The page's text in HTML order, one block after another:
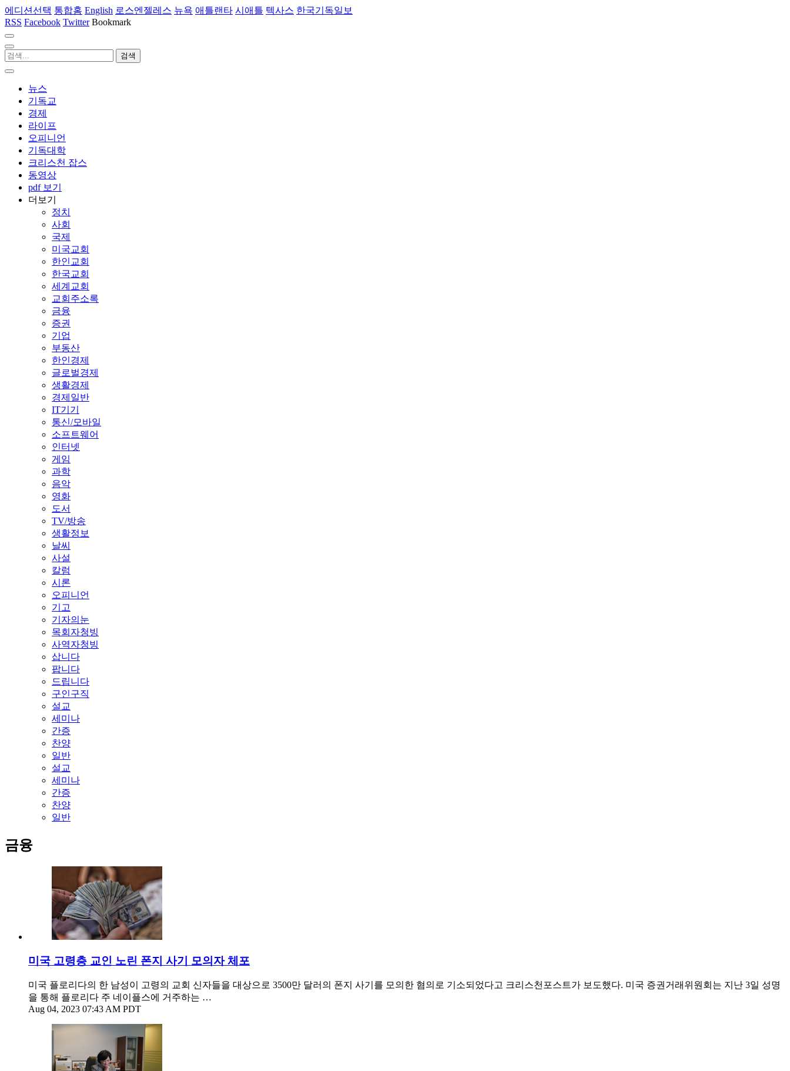
에디션선택 통합홈 English 로스엔젤레스 뉴욕 애틀랜타 시애틀 텍사스 한국기독일보
RSS Facebook Twitter Bookmark
뉴스
기독교
경제
라이프
오피니언
기독대학
크리스천 잡스
동영상
pdf 보기
더보기
정치
사회
국제
미국교회
한인교회
한국교회
세계교회
교회주소록
금융
증권
기업
부동산
한인경제
글로벌경제
생활경제
경제일반
IT기기
통신/모바일
소프트웨어
인터넷
게임
과학
음악
영화
도서
TV/방송
생활정보
날씨
사설
칼럼
시론
오피니언
기고
기자의눈
목회자청빙
사역자청빙
삽니다
팝니다
드립니다
구인구직
설교
세미나
간증
찬양
일반
설교
세미나
간증
찬양
일반
금융
미국 고령층 교인 노린 폰지 사기 모의자 체포
미국 플로리다의 한 남성이 고령의 교회 신자들을 대상으로 3500만 달러의 폰지 사기를 모의한 혐의로 기소되었다고 크리스천포스트가 보도했다. 미국 증권거래위원회는 지난 3일 성명
을 통해 플로리다 주 네이플스에 거주하는 …
Aug 04, 2023 07:43 AM PDT